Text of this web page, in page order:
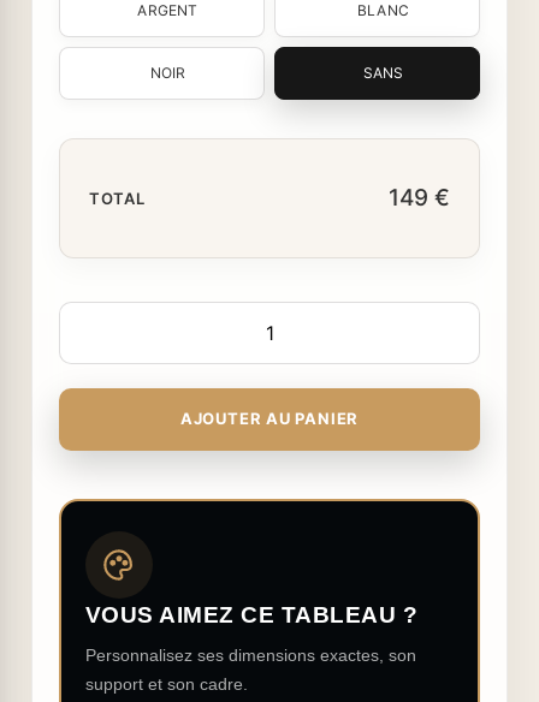
ARGENT BLANC
NOIR SANS
TOTAL 149 €
AJOUTER AU PANIER
VOUS AIMEZ CE TABLEAU ?
Personnalisez ses dimensions exactes, son
support et son cadre.